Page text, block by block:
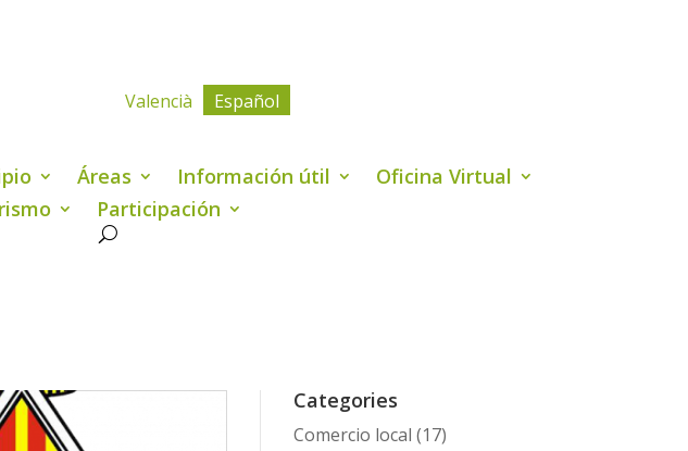
Valencià Español
Áreas Información útil
Oficina Virtual
Participación
Categories
Comercio local (17)